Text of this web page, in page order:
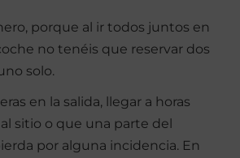
porque al ir todos juntos en
no tenéis que reservar dos
solo.
en la salida, llegar a horas
sitio o que una parte del
por alguna incidencia. En